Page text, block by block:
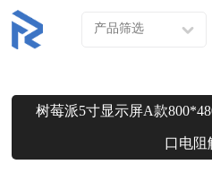
树莓派5寸显示屏A款
口电阻